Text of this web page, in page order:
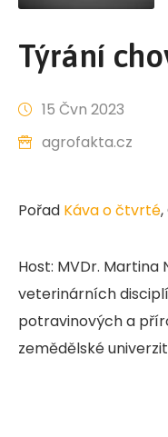
Týrání
15 Čvn 2023
agrofakta.cz
Pořad Káva o čtvrté
Host: MVDr.
veterinárních
potravinových a
zemědělské